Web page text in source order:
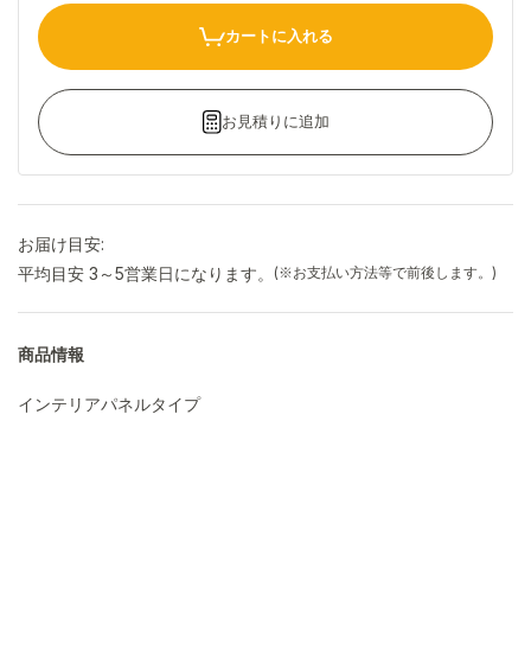
カートに入れる
お見積りに追加
お届け目安:
平均目安 3～5営業日になります。
(※お支払い方法等で前後します。)
商品情報
インテリアパネルタイプ